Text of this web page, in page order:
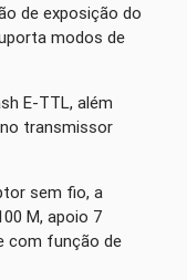
de exposição do
modos de
E-TTL, além
transmissor
sem fio, a
M, apoio 7
com função de